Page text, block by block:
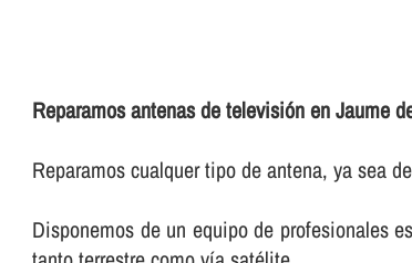
Reparamos antenas de televisión en Jaume
Reparamos cualquer tipo de antena, ya sea
Disponemos de un equipo de profesionales